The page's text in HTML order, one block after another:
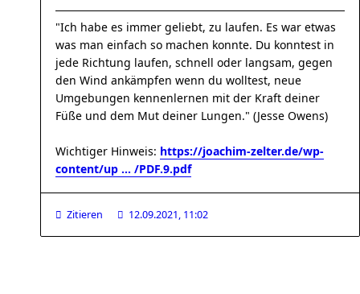
"Ich habe es immer geliebt, zu laufen. Es war etwas
was man einfach so machen konnte. Du konntest in
jede Richtung laufen, schnell oder langsam, gegen
den Wind ankämpfen wenn du wolltest, neue
Umgebungen kennenlernen mit der Kraft deiner
Füße und dem Mut deiner Lungen." (Jesse Owens)
Wichtiger Hinweis: https://joachim-zelter.de/wp-
content/up ... /PDF.9.pdf
Zitieren 12.09.2021, 11:02